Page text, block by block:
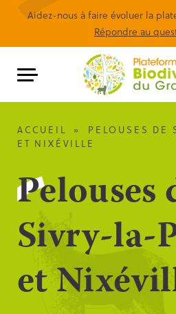
Aidez-nous à faire évoluer la
Répondre au
ACCUEIL »
PELOUSES DE
ET NIXÉVILLE
Pelouses
Sivry-la-
et